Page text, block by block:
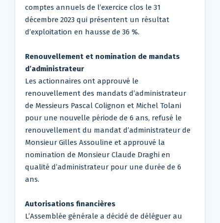
comptes annuels de l’exercice clos le 31
décembre 2023 qui présentent un résultat
d’exploitation en hausse de 36 %.
Renouvellement et nomination de mandats
d’administrateur
Les actionnaires ont approuvé le
renouvellement des mandats d’administrateur
de Messieurs Pascal Colignon et Michel Tolani
pour une nouvelle période de 6 ans, refusé le
renouvellement du mandat d’administrateur de
Monsieur Gilles Assouline et approuvé la
nomination de Monsieur Claude Draghi en
qualité d’administrateur pour une durée de 6
ans.
Autorisations financières
L’Assemblée générale a décidé de déléguer au